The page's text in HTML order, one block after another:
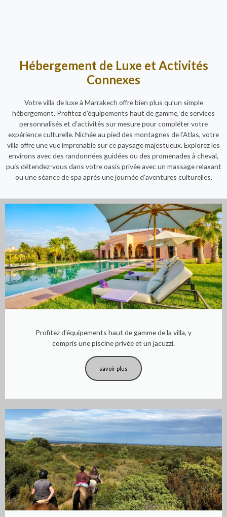
Hébergement de Luxe et Activités
Connexes
Votre villa de luxe à Marrakech offre bien plus qu’un simple
hébergement. Profitez d’équipements haut de gamme, de services
personnalisés et d’activités sur mesure pour compléter votre
expérience culturelle. Nichée au pied des montagnes de l’Atlas, votre
villa offre une vue imprenable sur ce paysage majestueux. Explorez les
environs avec des randonnées guidées ou des promenades à cheval,
puis détendez-vous dans votre oasis privée avec un massage relaxant
ou une séance de spa après une journée d’aventures culturelles.
Profitez d'équipements haut de gamme de la villa, y
compris une piscine privée et un jacuzzi.
savoir plus